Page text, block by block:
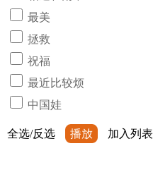
最美
拯救
祝福
最近比较烦
中国娃
全选/反选 播放 加入列表